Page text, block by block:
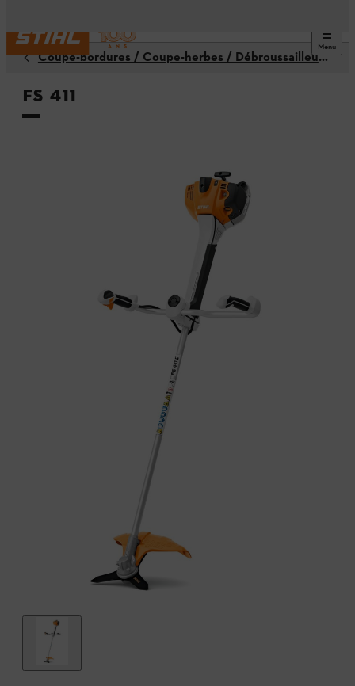
Menu
Coupe-bordures / Coupe-herbes / Débroussailleuses
FS 411